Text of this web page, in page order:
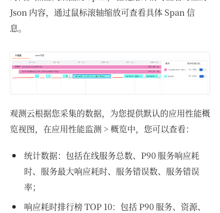
Json 内容，通过鼠标滚轴缩放可查看具体 Span 信
息。
观测云根据您采集的数据，为您提供默认的应用性能概
览视图，在应用性能监测 > 概览中，您可以查看：
统计数据：包括在线服务总数、P90 服务响应耗
时、服务最大响应耗时、服务错误数、服务错误
率；
响应耗时排行榜 TOP 10：包括 P90 服务、资源、